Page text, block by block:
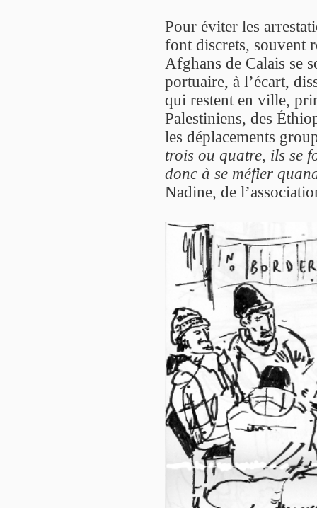
Pour éviter les
font discrets, souvent
Afghans de Calais se
portuaire, à l’écart,
qui restent en ville,
Palestiniens, des
les déplacements
trois ou quatre, ils se
donc à se méfier
Nadine, de